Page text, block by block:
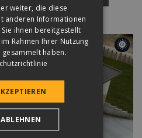
weiter, die diese
anderen Informationen
ihnen bereitgestellt
Rahmen Ihrer Nutzung
haben.